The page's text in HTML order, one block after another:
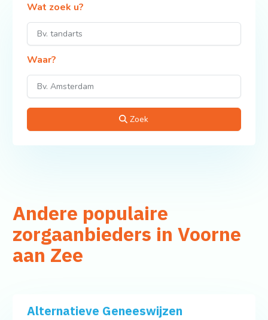
Wat zoek u?
Waar?
Zoek
Andere populaire
zorgaanbieders in Voorne
aan Zee
Alternatieve Geneeswijzen